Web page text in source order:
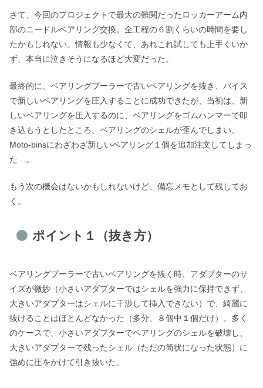
さて、今回のプロジェクトで最大の難関だったロッカーアーム内
部のニードルベアリング交換。全工程の６割くらいの時間を要し
たかもしれない。情報も少なくて、あれこれ試しても上手くいか
ず、本当に泣きそうになるほど大変だった。
最終的に、ベアリングプーラーで古いベアリングを抜き、バイス
で新しいベアリングを圧入することに成功できたが、当初は、新
しいベアリングを圧入するのに、ベアリングをゴムハンマーで叩
き込もうとしたところ、ベアリングのシェルが歪んでしまい、
Moto-binsにわざわざ新しいベアリング１個を追加注文してしまっ
た…。
もう次の機会はないかもしれないけど、備忘メモとして残してお
く。
ポイント１（抜き方）
ベアリングプーラーで古いベアリングを抜く時、アダプターのサ
イズが微妙（小さいアダプターではシェルを強力に保持できず、
大きいアダプターはシェルに干渉して挿入できない）で、綺麗に
抜けることはほとんどなかった（多分、８個中１個だけ）。多く
のケースで、小さいアダプターでベアリングのシェルを破壊し、
大きいアダプターで残ったシェル（ただの筒状になった状態）に
強めに圧をかけて引き抜いた。